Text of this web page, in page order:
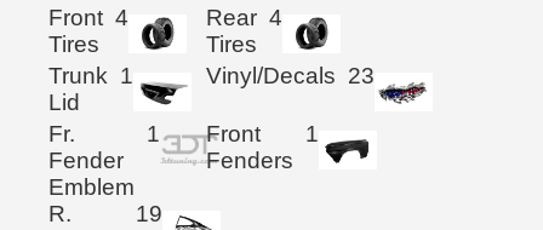
Front
Tires
4
Rear
Tires
4
Trunk
Lid
1 Vinyl/Decals 23
Fr.
Fender
Emblem
1
Front
Fenders
1
R.
19